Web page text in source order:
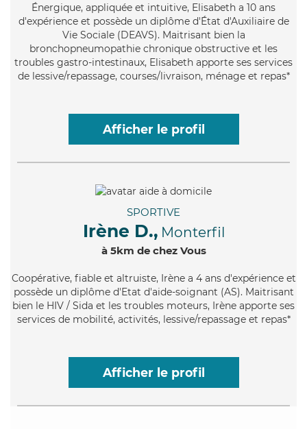
Énergique, appliquée et intuitive, Elisabeth a 10 ans
d'expérience et possède un diplôme d'État d'Auxiliaire de
Vie Sociale (DEAVS). Maitrisant bien la
bronchopneumopathie chronique obstructive et les
troubles gastro-intestinaux, Elisabeth apporte ses services
de lessive/repassage, courses/livraison, ménage et repas*
Afficher le profil
SPORTIVE
Irène D., Monterfil
à 5km de chez Vous
Coopérative, fiable et altruiste, Irène a 4 ans d'expérience et
possède un diplôme d'Etat d'aide-soignant (AS). Maitrisant
bien le HIV / Sida et les troubles moteurs, Irène apporte ses
services de mobilité, activités, lessive/repassage et repas*
Afficher le profil